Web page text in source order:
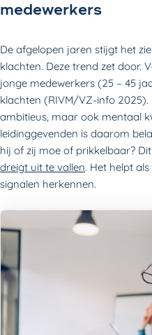
medewerkers
De afgelopen jaren stijgt het
klachten. Deze trend zet door.
jonge medewerkers (25 – 45
klachten (RIVM/VZ-info
ambitieus, maar ook mentaal
leidinggevenden is daarom
hij of zij moe of prikkelbaar?
dreigt uit te vallen. Het helpt
signalen herkennen.